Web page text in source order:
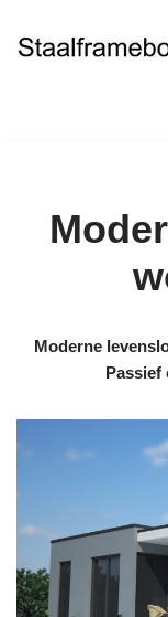
Ga
Moderne
Passief